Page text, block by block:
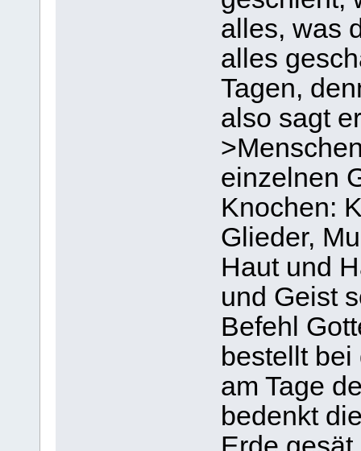
alles, was
alles
Tagen,
also sagt
einzelnen
Knochen:
Glieder,
Haut und
und Geist
Befehl
bestellt bei
am Tage
bedenkt